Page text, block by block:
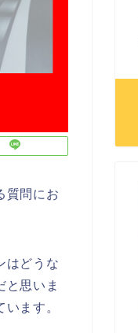
質問にお
はどうな
思いま
ます。